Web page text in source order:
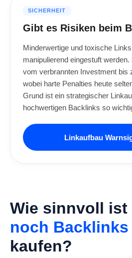
SICHERHEIT
Gibt es Risiken beim
Minderwertige und toxische
manipulierend eingestuft
vom verbrannten Investment bis
wobei harte Penalties heute
Grund ist ein strategischer
hochwertigen Backlinks so
Linkaufbau
Wie sinnvoll ist
noch Backlinks
kaufen?